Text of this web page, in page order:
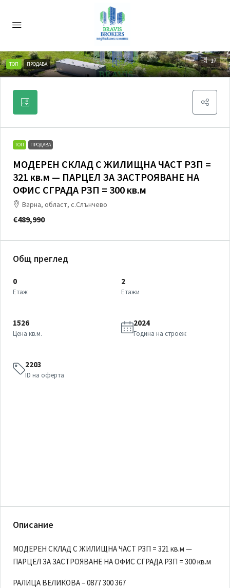
17
ТОП ПРОДАВА
ТОП ПРОДАВА
МОДЕРЕН СКЛАД С ЖИЛИЩНА ЧАСТ РЗП =
321 кв.м — ПАРЦЕЛ ЗА ЗАСТРОЯВАНЕ НА
ОФИС СГРАДА РЗП = 300 кв.м
Варна, област, с.Слънчево
€489,990
Общ преглед
0
Етаж
2
Етажи
1526
Цена кв.м.
2024
Година на строеж
2203
ID на оферта
Описание
МОДЕРЕН СКЛАД С ЖИЛИЩНА ЧАСТ РЗП = 321 кв.м —
ПАРЦЕЛ ЗА ЗАСТРОЯВАНЕ НА ОФИС СГРАДА РЗП = 300 кв.м
РАЛИЦА ВЕЛИКОВА – 0877 300 367